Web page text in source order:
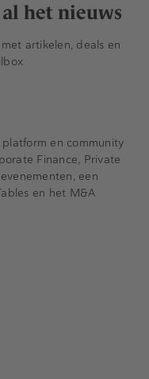
het nieuws
artikelen, deals en
en community
Finance, Private
een
en het M&A